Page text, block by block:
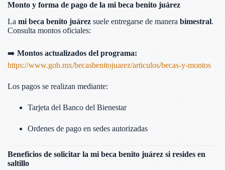
Monto y forma de pago de la mi beca benito juárez
La mi beca benito juárez suele entregarse de manera bimestral.
Consulta montos oficiales:
➡️ Montos actualizados del programa:
https://www.gob.mx/becasbenitojuarez/articulos/becas-y-montos
Los pagos se realizan mediante:
Tarjeta del Banco del Bienestar
Ordenes de pago en sedes autorizadas
Beneficios de solicitar la mi beca benito juárez si resides en
saltillo